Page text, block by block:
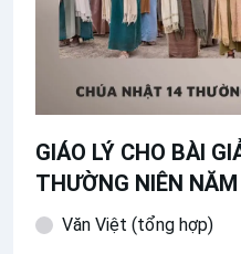
GIÁO LÝ CHO BÀI
THƯỜNG NIÊN
Văn Việt (tổng hợp)